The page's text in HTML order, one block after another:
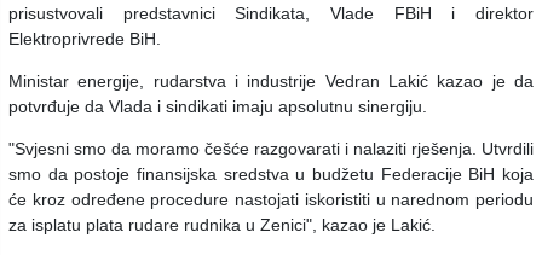
prisustvovali predstavnici Sindikata, Vlade FBiH i direktor
Elektroprivrede BiH.
Ministar energije, rudarstva i industrije Vedran Lakić kazao je da
potvrđuje da Vlada i sindikati imaju apsolutnu sinergiju.
"Svjesni smo da moramo češće razgovarati i nalaziti rješenja. Utvrdili
smo da postoje finansijska sredstva u budžetu Federacije BiH koja
će kroz određene procedure nastojati iskoristiti u narednom periodu
za isplatu plata rudare rudnika u Zenici", kazao je Lakić.